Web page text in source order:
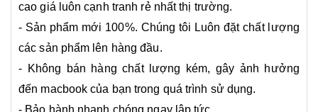
cao giá luôn cạnh tranh rẻ nhất thị trường.
- Sản phẩm mới 100%. Chúng tôi Luôn đặt chất lượng
các sản phẩm lên hàng đầu.
- Không bán hàng chất lượng kém, gây ảnh hưởng
đến macbook của bạn trong quá trình sử dụng.